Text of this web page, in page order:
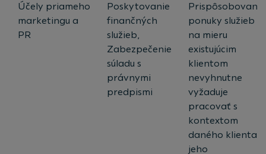
Účely priameho
marketingu a
PR
Poskytovanie
finančných
služieb,
Zabezpečenie
súladu s
právnymi
predpismi
Prispôsobovanie
ponuky služieb
na mieru
existujúcim
klientom
nevyhnutne
vyžaduje
pracovať s
kontextom
daného klienta,
jeho